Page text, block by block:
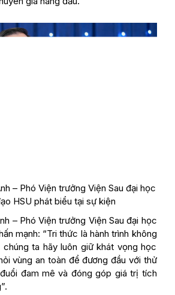
– Phó Viện trưởng Viện Sau đại học
HSU phát biểu tại sự kiện
– Phó Viện trưởng Viện Sau đại học
mạnh: “Tri thức là hành trình không
ta hãy luôn giữ khát vọng học
vùng an toàn để đương đầu với thử
đam mê và đóng góp giá trị tích